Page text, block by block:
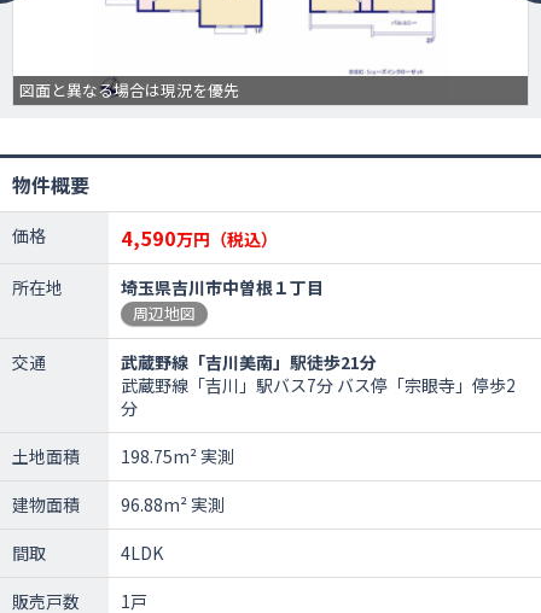
図面と異なる場合は現況を優先
物件概要
価格 4,590万円（税込）
所在地
埼玉県吉川市中曽根１丁目
周辺地図
交通
武蔵野線「吉川美南」駅徒歩21分
武蔵野線「吉川」駅バス7分 バス停「宗眼寺」停歩2
分
土地面積
198.75m² 実測
建物面積
96.88m² 実測
間取
4LDK
販売戸数
1戸